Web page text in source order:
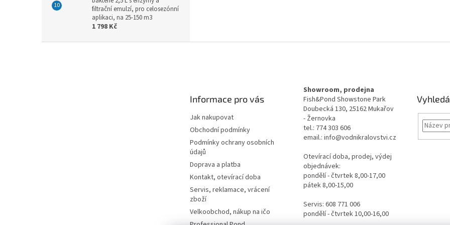
filtrační emulzí, pro celosezónní
aplikaci, na 25-150 m3
1 798 Kč
Informace pro vás
Jak nakupovat
Obchodní podmínky
Podmínky ochrany osobních
údajů
Doprava a platba
Kontakt, otevírací doba
Servis, reklamace, vrácení
zboží
Velkoobchod, nákup na ičo
Showroom, prodejna
Fish&Pond Showstone Park
Doubecká 130, 25162 Mukařov
- Žernovka
tel.: 774 303 606
email.: info@vodnikralovstvi.cz
Otevírací doba, prodej, výdej
objednávek:
pondělí - čtvrtek 8,00-17,00
pátek 8,00-15,00
Servis: 608 771 006
pondělí - čtvrtek 10,00-16,00